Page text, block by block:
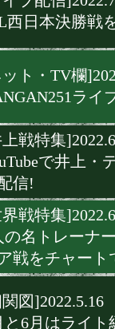
井上尚弥×木
[TV情報
井上尚弥が
出演!
8月4日グレ
紹介動画が
[ライブ配信